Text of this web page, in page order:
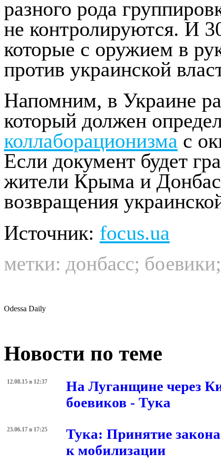
разного рода
не контролируются. И
которые с оружием в
против украинской
Напомним, в Украине
который должен
коллаборационизма с
Если документ будет
жители Крыма и
возвращения
Источник: focus.ua
метки: донбасс; боевики
Odessa Daily
Новости по теме
12.08.15 в 12:37
На Луганщине через
боевиков - Тука
23.06.17 в 17:25
Тука: Принятие
к мобилизации